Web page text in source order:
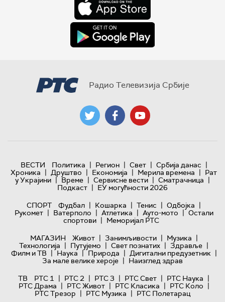
Радио Телевизија Србије
ВЕСТИ Политика | Регион | Свет | Србија данас |
Хроника | Друштво | Економија | Мерила времена | Рат
у Украјини | Време | Сервисне вести | Сматрачница |
Подкаст | ЕУ могућности 2026
СПОРТ
Фудбал | Кошарка | Тенис | Одбојка |
Рукомет | Ватерполо | Атлетика | Ауто-мото | Остали
спортови | Меморијал РТС
МАГАЗИН
Живот | Занимљивости | Музика |
Технологијa | Путујемо | Свет познатих | Здравље |
Филм и ТВ | Наука | Природа | Дигитални предузетник |
За мале велике хероје | Наизглед здрав
ТВ
РТС 1 | РТС 2 | РТС 3 | РТС Свет | РТС Наука |
РТС Драма | РТС Живот | РТС Класика | РТС Коло |
РТС Трезор | РТС Музика | РТС Полетарац